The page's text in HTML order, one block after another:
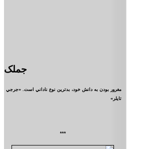
جملک
مغرور بودن به دانش خود، بدترين نوع ناداني است. «جرجي
تايلر»
***